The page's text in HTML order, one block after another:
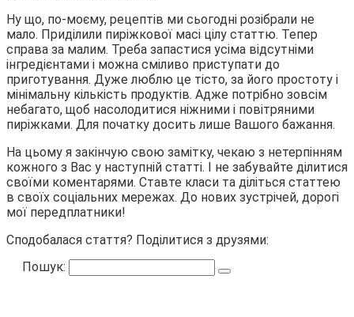
Ну що, по-моєму, рецептів ми сьогодні розібрали не
мало. Приділили пиріжкової масі цілу статтю. Тепер
справа за малим. Треба запастися усіма відсутніми
інгредієнтами і можна сміливо приступати до
приготування. Дуже люблю це тісто, за його простоту і
мінімальну кількість продуктів. Адже потрібно зовсім
небагато, щоб насолодитися ніжними і повітряними
пиріжками. Для початку досить лише Вашого бажання.
На цьому я закінчую свою замітку, чекаю з нетерпінням
кожного з Вас у наступній статті. І не забувайте ділитися
своїми коментарями. Ставте класи та діліться статтею
в своїх соціальних мережах. До нових зустрічей, дорогі
мої передплатники!
Сподобалася стаття? Поділитися з друзями:
Пошук: